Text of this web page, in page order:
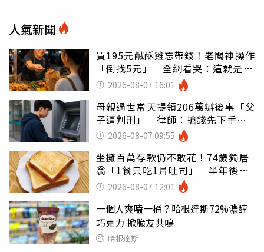
人氣新聞
買195元鹹酥雞忘帶錢！老闆神操作
「倒找5元」 全網看哭：這就是台
灣 2026-08-07 16:01
母親過世當天提領206萬辦後事「父
子遭判刑」 律師：搶錢先下手是
罪 2026-08-07 09:55
坐擁百萬存款仍不敢花！74歲獨居
翁「1餐只吃1片吐司」 半年後暴
瘦嚇壞女兒
2026-08-07 12:01
一個人爽嗑一桶？哈根達斯72%濃醇
巧克力 掀脆友共鳴
哈根達斯